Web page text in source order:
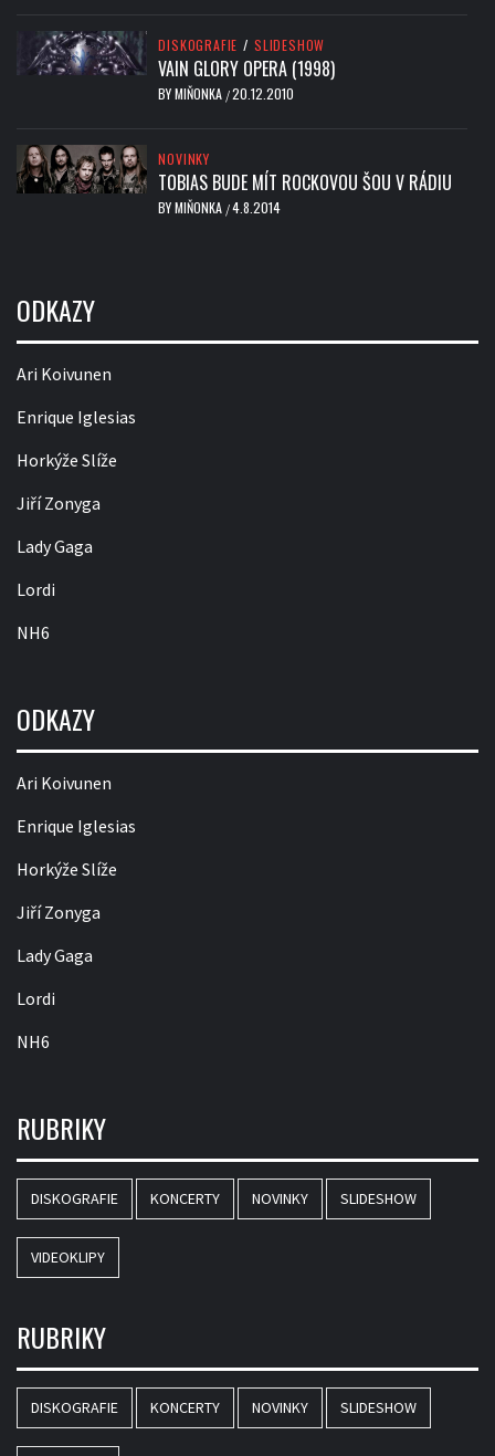
DISKOGRAFIE / SLIDESHOW
VAIN GLORY OPERA (1998)
BYMIŇONKA /20.12.2010
NOVINKY
TOBIAS BUDE MÍT ROCKOVOU ŠOU V RÁDIU
BYMIŇONKA /4.8.2014
ODKAZY
Ari Koivunen
Enrique Iglesias
Horkýže Slíže
Jiří Zonyga
Lady Gaga
Lordi
NH6
ODKAZY
Ari Koivunen
Enrique Iglesias
Horkýže Slíže
Jiří Zonyga
Lady Gaga
Lordi
NH6
RUBRIKY
DISKOGRAFIE KONCERTY NOVINKY SLIDESHOW
VIDEOKLIPY
RUBRIKY
DISKOGRAFIE KONCERTY NOVINKY SLIDESHOW